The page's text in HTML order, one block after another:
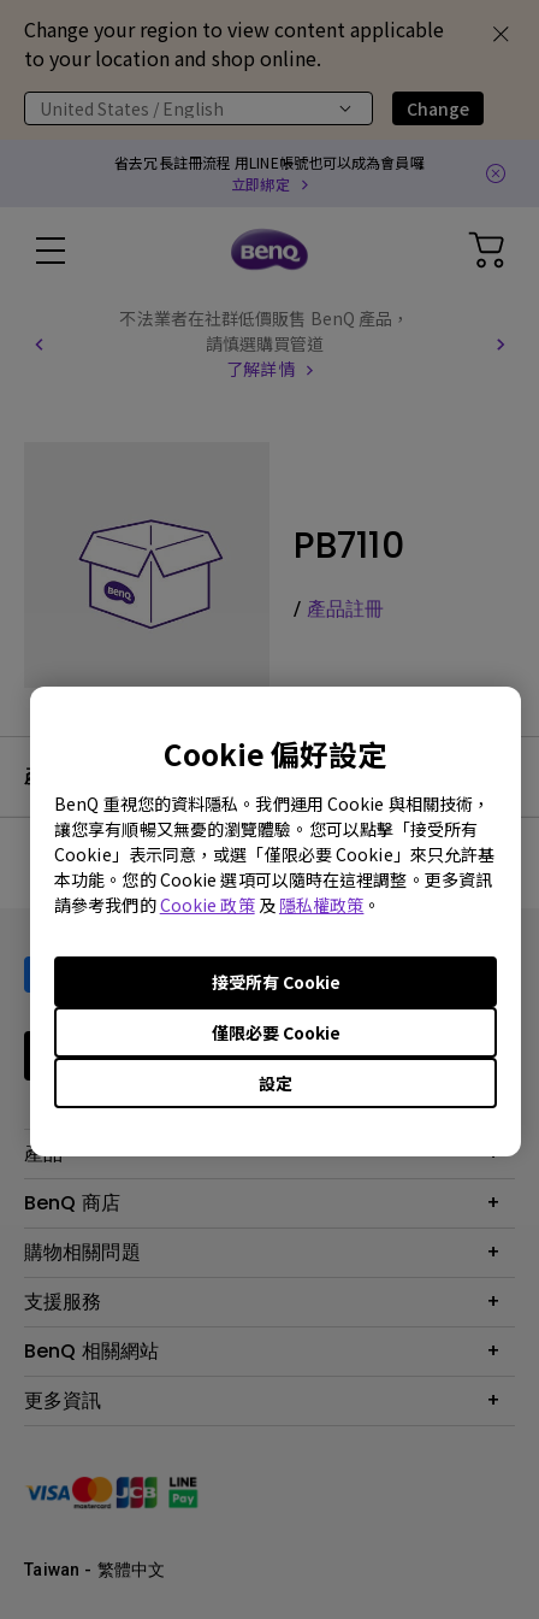
Change your region to view content applicable
to your location and shop online.
United States / English Change
Cookie 偏好設定
BenQ 重視您的資料隱私。我們運用 Cookie 與相關技術，
讓您享有順暢又無憂的瀏覽體驗。您可以點擊「接受所有
Cookie」表示同意，或選「僅限必要 Cookie」來只允許基
本功能。您的 Cookie 選項可以隨時在這裡調整。更多資訊
請參考我們的Cookie 政策及 隱私權政策 。
設定
僅限必要 Cookie
接受所有 Cookie
省去冗長註冊流程 用LINE帳號也可以成為會員囉
立即綁定
不法業者在社群低價販售 BenQ 產品，
請慎選購買管道
了解詳情
PB7110
/ 產品註冊
產品服務及保固資訊
沒有相關的保固資訊
訂閱電子報
產品
大型液晶
投影機
智慧照明
專業拍物視訊鏡頭
BenQ 商店
最新產品與活動
尋找銷售據點
會員綁定LINE教學
購物相關問題
第一次購物就上手
延長保固購買
贈品兌換網站首頁
支援服務
服務公告
保固條例
手冊與軟體下載
產品常見問題
BenQ 相關網站
專業商用解決方案
BenQ 大娛樂家
更多資訊
永續發展
產品碳足跡報告
明基基金會
Taiwan - 繁體中文